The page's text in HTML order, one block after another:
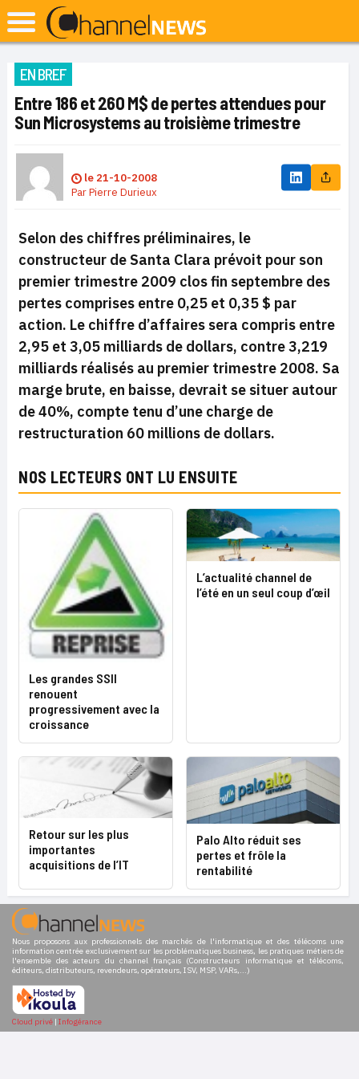
EN BREF
Entre 186 et 260 M$ de pertes attendues pour
Sun Microsystems au troisième trimestre
le 21-10-2008
ParPierre Durieux
Selon des chiffres préliminaires, le
constructeur de Santa Clara prévoit pour son
premier trimestre 2009 clos fin septembre des
pertes comprises entre 0,25 et 0,35 $ par
action. Le chiffre d’affaires sera compris entre
2,95 et 3,05 milliards de dollars, contre 3,219
milliards réalisés au premier trimestre 2008. Sa
marge brute, en baisse, devrait se situer autour
de 40%, compte tenu d’une charge de
restructuration 60 millions de dollars.
NOS LECTEURS ONT LU ENSUITE
Les grandes SSII
renouent
progressivement avec la
croissance
L’actualité channel de
l’été en un seul coup d’œil
Retour sur les plus
importantes
acquisitions de l’IT
Palo Alto réduit ses
pertes et frôle la
rentabilité
Nous proposons aux professionnels des marchés de l'informatique et des télécoms une
information centrée exclusivement sur les problématiques business, les pratiques métiers de
l'ensemble des acteurs du channel français (Constructeurs informatique et télécoms,
éditeurs, distributeurs, revendeurs, opérateurs, ISV, MSP, VARs,...)
Cloud privé | Infogérance